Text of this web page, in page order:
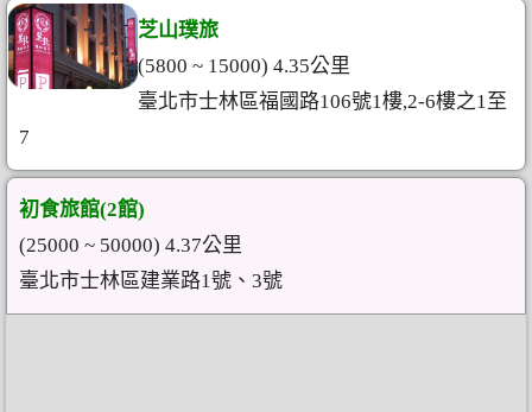
芝山璞旅
(5800 ~ 15000) 4.35公里
臺北市士林區福國路106號1樓,2-6樓之1至
7
初食旅館(2館)
(25000 ~ 50000) 4.37公里
臺北市士林區建業路1號、3號